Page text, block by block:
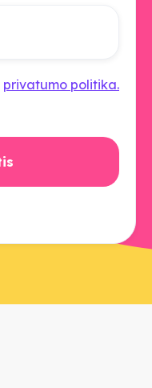
privatumo politika.